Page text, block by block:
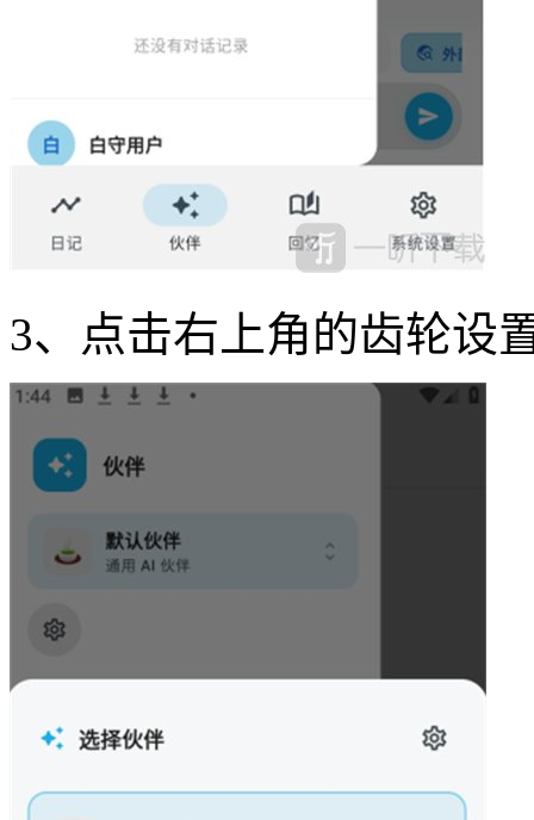
3、点击右上角的齿轮设